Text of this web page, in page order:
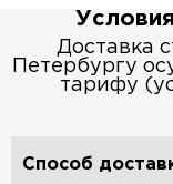
Доставка
Петербургу
тарифу
Способ